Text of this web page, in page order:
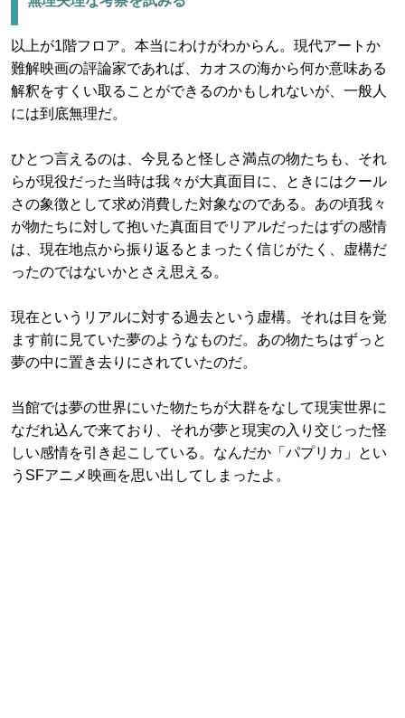
以上が1階フロア。本当にわけがわからん。現代アートか
難解映画の評論家であれば、カオスの海から何か意味ある
解釈をすくい取ることができるのかもしれないが、一般人
には到底無理だ。
ひとつ言えるのは、今見ると怪しさ満点の物たちも、それ
らが現役だった当時は我々が大真面目に、ときにはクール
さの象徴として求め消費した対象なのである。あの頃我々
が物たちに対して抱いた真面目でリアルだったはずの感情
は、現在地点から振り返るとまったく信じがたく、虚構だ
ったのではないかとさえ思える。
現在というリアルに対する過去という虚構。それは目を覚
ます前に見ていた夢のようなものだ。あの物たちはずっと
夢の中に置き去りにされていたのだ。
当館では夢の世界にいた物たちが大群をなして現実世界に
なだれ込んで来ており、それが夢と現実の入り交じった怪
しい感情を引き起こしている。なんだか「パプリカ」とい
うSFアニメ映画を思い出してしまったよ。